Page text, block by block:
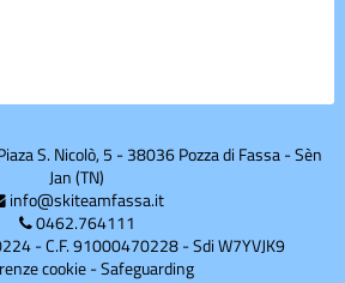
S. Nicolò, 5 - 38036 Pozza di Fassa - Sèn
Jan (TN)
info@skiteamfassa.it
0462.764111
- C.F. 91000470228 - Sdi W7YVJK9
cookie-Safeguarding